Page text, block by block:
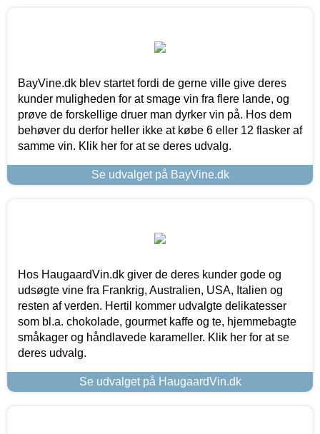
BayVine.dk blev startet fordi de gerne ville give deres
kunder muligheden for at smage vin fra flere lande, og
prøve de forskellige druer man dyrker vin på. Hos dem
behøver du derfor heller ikke at købe 6 eller 12 flasker af
samme vin. Klik her for at se deres udvalg.
Se udvalget på BayVine.dk
Hos HaugaardVin.dk giver de deres kunder gode og
udsøgte vine fra Frankrig, Australien, USA, Italien og
resten af verden. Hertil kommer udvalgte delikatesser
som bl.a. chokolade, gourmet kaffe og te, hjemmebagte
småkager og håndlavede karameller. Klik her for at se
deres udvalg.
Se udvalget på HaugaardVin.dk